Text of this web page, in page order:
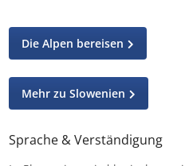
Die Alpen bereisen
Mehr zu Slowenien
Sprache & Verständigung